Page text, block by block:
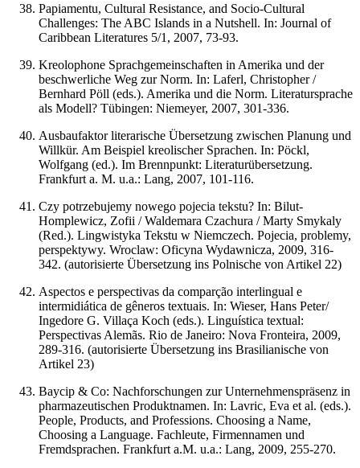
Papiamentu, Cultural Resistance, and Socio-Cultural
Challenges: The ABC Islands in a Nutshell. In: Journal of
Caribbean Literatures 5/1, 2007, 73-93.
Kreolophone Sprachgemeinschaften in Amerika und der
beschwerliche Weg zur Norm. In: Laferl, Christopher /
Bernhard Pöll (eds.). Amerika und die Norm. Literatursprache
als Modell? Tübingen: Niemeyer, 2007, 301-336.
Ausbaufaktor literarische Übersetzung zwischen Planung und
Willkür. Am Beispiel kreolischer Sprachen. In: Pöckl,
Wolfgang (ed.). Im Brennpunkt: Literaturübersetzung.
Frankfurt a. M. u.a.: Lang, 2007, 101-116.
Czy potrzebujemy nowego pojecia tekstu? In: Bilut-
Homplewicz, Zofii / Waldemara Czachura / Marty Smykaly
(Red.). Lingwistyka Tekstu w Niemczech. Pojecia, problemy,
perspektywy. Wroclaw: Oficyna Wydawnicza, 2009, 316-
342. (autorisierte Übersetzung ins Polnische von Artikel 22)
Aspectos e perspectivas da comparção interlingual e
intermidiática de gêneros textuais. In: Wieser, Hans Peter/
Ingedore G. Villaça Koch (eds.). Linguística textual:
Perspectivas Alemãs. Rio de Janeiro: Nova Fronteira, 2009,
289-316. (autorisierte Übersetzung ins Brasilianische von
Artikel 23)
Baycip & Co: Nachforschungen zur Unternehmenspräsenz in
pharmazeutischen Produktnamen. In: Lavric, Eva et al. (eds.).
People, Products, and Professions. Choosing a Name,
Choosing a Language. Fachleute, Firmennamen und
Fremdsprachen. Frankfurt a.M. u.a.: Lang, 2009, 255-270.